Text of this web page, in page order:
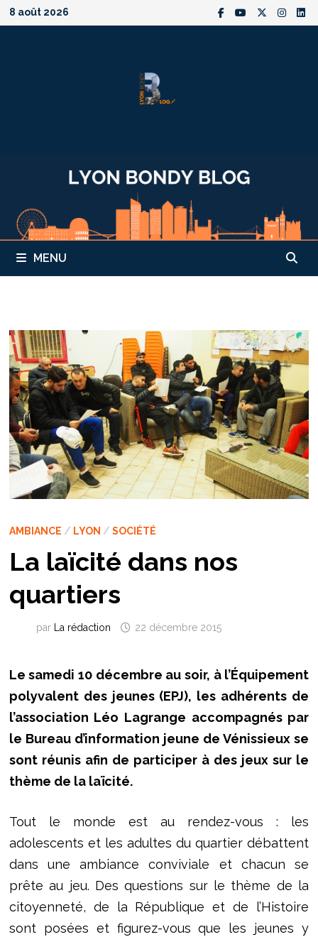
Passer
au
8 août 2026
MENU
AMBIANCE / LYON / SOCIÉTÉ
La laïcité dans nos
quartiers
par La rédaction 22 décembre 2015
Le samedi 10 décembre au soir, à l’Équipement
polyvalent des jeunes (EPJ), les adhérents de
l’association Léo Lagrange accompagnés par
le Bureau d’information jeune de Vénissieux se
sont réunis afin de participer à des jeux sur le
thème de la laïcité.
Tout le monde est au rendez-vous : les
adolescents et les adultes du quartier débattent
dans une ambiance conviviale et chacun se
prête au jeu. Des questions sur le thème de la
citoyenneté, de la République et de l’Histoire
sont posées et figurez-vous que les jeunes y